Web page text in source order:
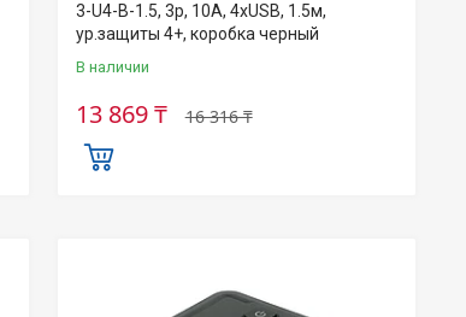
3-U4-B-1.5, 3р, 10А, 4хUSB, 1.5м,
ур.защиты 4+, коробка черный
В наличии
16 316 ₸
13 869 ₸